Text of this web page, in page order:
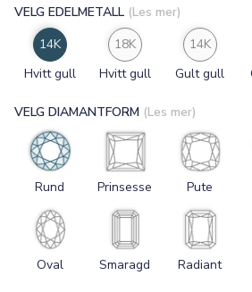
VELG EDELMETALL (Les mer)
14K
Hvitt gull
18K
Hvitt gull
14K
Gult gull
VELG DIAMANTFORM (Les mer)
Rund Prinsesse Pute
Oval Smaragd Radiant